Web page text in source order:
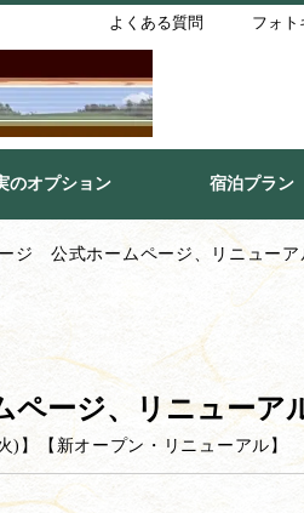
よくある質問 フォト
のオプション 宿泊プラン
ジ 公式ホームページ、リニューア
ージ、リニューア
) 】 【 新オープン・リニューアル 】